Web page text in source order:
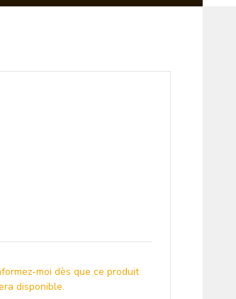
moi dès que ce produit
disponible.